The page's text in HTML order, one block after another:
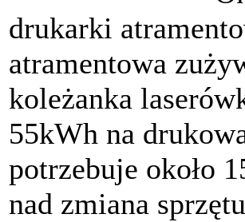
drukarki
atramentowa
koleżanka
55kWh na
potrzebuje około
nad zmiana